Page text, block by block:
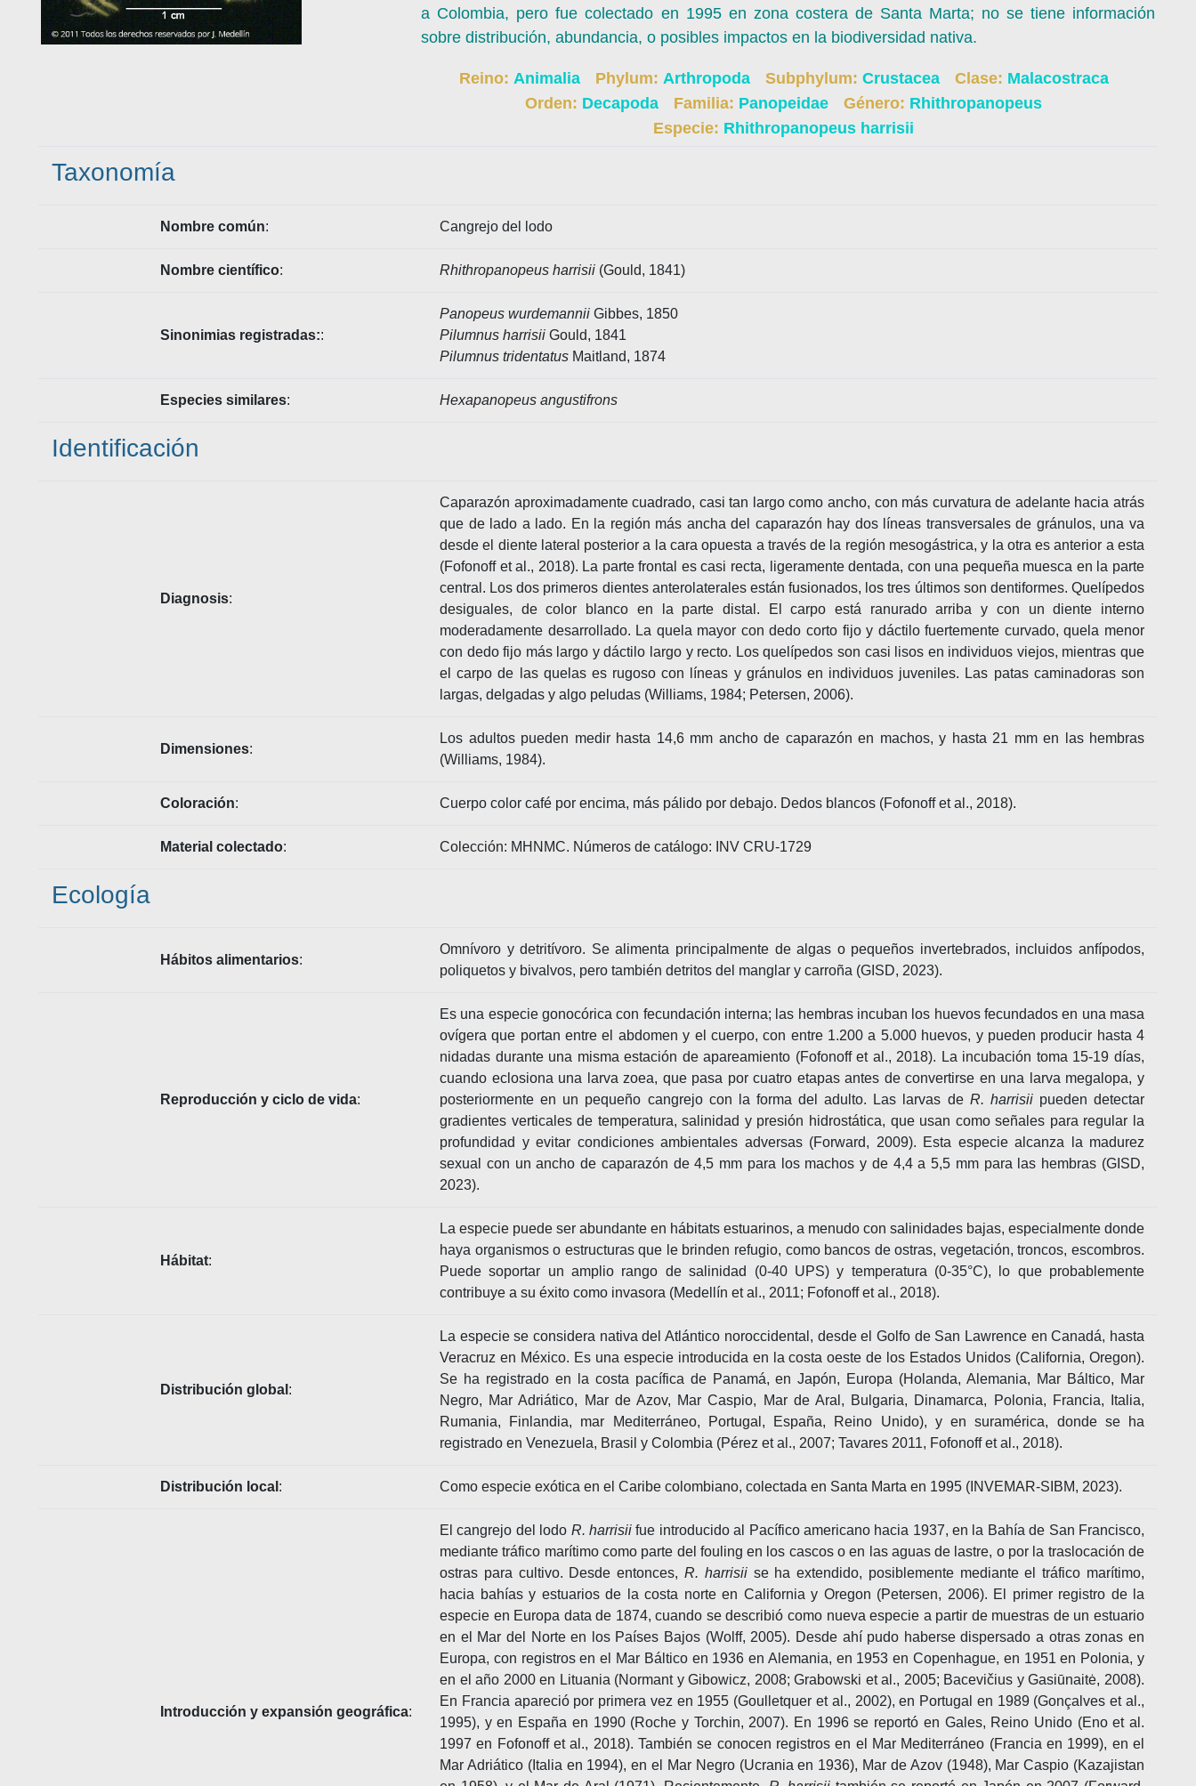
a Colombia, pero fue colectado en 1995 en zona costera de Santa Marta; no se tiene información
sobre distribución, abundancia, o posibles impactos en la biodiversidad nativa.
Reino: Animalia Phylum: Arthropoda Subphylum: Crustacea Clase: Malacostraca
Orden: Decapoda Familia: Panopeidae Género: Rhithropanopeus
Especie: Rhithropanopeus harrisii
Taxonomía
Nombre común: Cangrejo del lodo
Nombre científico: Rhithropanopeus harrisii (Gould, 1841)
Sinonimias registradas::
Panopeus wurdemannii Gibbes, 1850
Pilumnus harrisii Gould, 1841
Pilumnus tridentatus Maitland, 1874
Especies similares: Hexapanopeus angustifrons
Identificación
Diagnosis:
Caparazón aproximadamente cuadrado, casi tan largo como ancho, con más curvatura de adelante hacia atrás
que de lado a lado. En la región más ancha del caparazón hay dos líneas transversales de gránulos, una va
desde el diente lateral posterior a la cara opuesta a través de la región mesogástrica, y la otra es anterior a esta
(Fofonoff et al., 2018). La parte frontal es casi recta, ligeramente dentada, con una pequeña muesca en la parte
central. Los dos primeros dientes anterolaterales están fusionados, los tres últimos son dentiformes. Quelípedos
desiguales, de color blanco en la parte distal. El carpo está ranurado arriba y con un diente interno
moderadamente desarrollado. La quela mayor con dedo corto fijo y dáctilo fuertemente curvado, quela menor
con dedo fijo más largo y dáctilo largo y recto. Los quelípedos son casi lisos en individuos viejos, mientras que
el carpo de las quelas es rugoso con líneas y gránulos en individuos juveniles. Las patas caminadoras son
largas, delgadas y algo peludas (Williams, 1984; Petersen, 2006).
Dimensiones:
Los adultos pueden medir hasta 14,6 mm ancho de caparazón en machos, y hasta 21 mm en las hembras
(Williams, 1984).
Coloración: Cuerpo color café por encima, más pálido por debajo. Dedos blancos (Fofonoff et al., 2018).
Material colectado: Colección: MHNMC. Números de catálogo: INV CRU-1729
Ecología
Hábitos alimentarios:
Omnívoro y detritívoro. Se alimenta principalmente de algas o pequeños invertebrados, incluidos anfípodos,
poliquetos y bivalvos, pero también detritos del manglar y carroña (GISD, 2023).
Reproducción y ciclo de vida:
Es una especie gonocórica con fecundación interna; las hembras incuban los huevos fecundados en una masa
ovígera que portan entre el abdomen y el cuerpo, con entre 1.200 a 5.000 huevos, y pueden producir hasta 4
nidadas durante una misma estación de apareamiento (Fofonoff et al., 2018). La incubación toma 15-19 días,
cuando eclosiona una larva zoea, que pasa por cuatro etapas antes de convertirse en una larva megalopa, y
posteriormente en un pequeño cangrejo con la forma del adulto. Las larvas de R. harrisiipueden detectar
gradientes verticales de temperatura, salinidad y presión hidrostática, que usan como señales para regular la
profundidad y evitar condiciones ambientales adversas (Forward, 2009). Esta especie alcanza la madurez
sexual con un ancho de caparazón de 4,5 mm para los machos y de 4,4 a 5,5 mm para las hembras (GISD,
2023).
Hábitat:
La especie puede ser abundante en hábitats estuarinos, a menudo con salinidades bajas, especialmente donde
haya organismos o estructuras que le brinden refugio, como bancos de ostras, vegetación, troncos, escombros.
Puede soportar un amplio rango de salinidad (0-40 UPS) y temperatura (0-35°C), lo que probablemente
contribuye a su éxito como invasora (Medellín et al., 2011; Fofonoff et al., 2018).
Distribución global :
La especie se considera nativa del Atlántico noroccidental, desde el Golfo de San Lawrence en Canadá, hasta
Veracruz en México. Es una especie introducida en la costa oeste de los Estados Unidos (California, Oregon).
Se ha registrado en la costa pacífica de Panamá, en Japón, Europa (Holanda, Alemania, Mar Báltico, Mar
Negro, Mar Adriático, Mar de Azov, Mar Caspio, Mar de Aral, Bulgaria, Dinamarca, Polonia, Francia, Italia,
Rumania, Finlandia, mar Mediterráneo, Portugal, España, Reino Unido), y en suramérica, donde se ha
registrado en Venezuela, Brasil y Colombia (Pérez et al., 2007; Tavares 2011, Fofonoff et al., 2018).
Distribución local : Como especie exótica en el Caribe colombiano, colectada en Santa Marta en 1995 (INVEMAR-SIBM, 2023).
Introducción y expansión geográfica:
El cangrejo del lodo R. harrisiifue introducido al Pacífico americano hacia 1937, en la Bahía de San Francisco,
mediante tráfico marítimo como parte del fouling en los cascos o en las aguas de lastre, o por la traslocación de
ostras para cultivo. Desde entonces, R. harrisiise ha extendido, posiblemente mediante el tráfico marítimo,
hacia bahías y estuarios de la costa norte en California y Oregon (Petersen, 2006). El primer registro de la
especie en Europa data de 1874, cuando se describió como nueva especie a partir de muestras de un estuario
en el Mar del Norte en los Países Bajos (Wolff, 2005). Desde ahí pudo haberse dispersado a otras zonas en
Europa, con registros en el Mar Báltico en 1936 en Alemania, en 1953 en Copenhague, en 1951 en Polonia, y
en el año 2000 en Lituania (Normant y Gibowicz, 2008; Grabowski et al., 2005; Bacevičius y Gasiūnaitė, 2008).
En Francia apareció por primera vez en 1955 (Goulletquer et al., 2002), en Portugal en 1989 (Gonçalves et al.,
1995), y en España en 1990 (Roche y Torchin, 2007). En 1996 se reportó en Gales, Reino Unido (Eno et al.
1997 en Fofonoff et al., 2018). También se conocen registros en el Mar Mediterráneo (Francia en 1999), en el
Mar Adriático (Italia en 1994), en el Mar Negro (Ucrania en 1936), Mar de Azov (1948), Mar Caspio (Kazajistan